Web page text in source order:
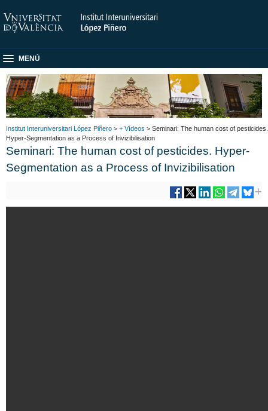
MENÚ
Institut Interuniversitari López Piñero > + Vídeos > Seminari: The human cost of pesticides.
Hyper-Segmentation as a Process of Invizibilisation
Seminari: The human cost of pesticides. Hyper-
Segmentation as a Process of Invizibilisation